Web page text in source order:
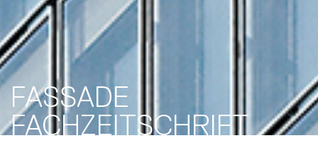
FASSADE
FACH­ZEITSCHRIFT